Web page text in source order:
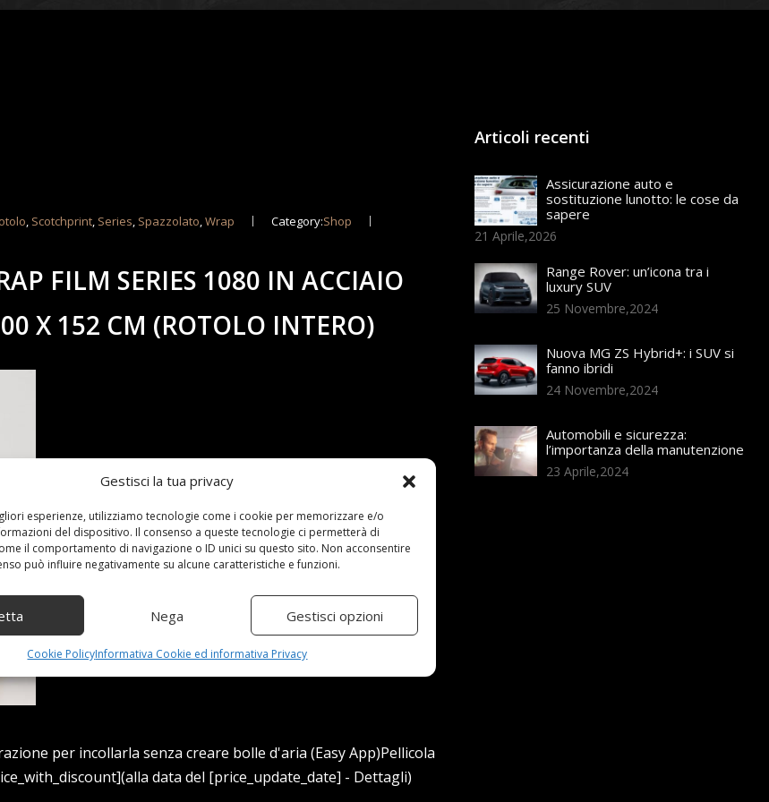
Gestisci la tua privacy
esperienze, utilizziamo tecnologie come i cookie per memorizzare e/o
del dispositivo. Il consenso a queste tecnologie ci permetterà di
il comportamento di navigazione o ID unici su questo sito. Non acconsentire
può influire negativamente su alcune caratteristiche e funzioni.
Nega Gestisci opzioni
Cookie PolicyInformativa Cookie ed informativa Privacy
, Scotchprint, Series, Spazzolato,Wrap Category:Shop
FILM SERIES 1080 IN ACCIAIO
X 152 CM (ROTOLO INTERO)
per incollarla senza creare bolle d'aria (Easy App)Pellicola
data del [price_update_date] - Dettagli)
Articoli recenti
Assicurazione auto e
sostituzione lunotto: le cose da
sapere
21 Aprile,2026
Range Rover: un’icona tra i
luxury SUV
25 Novembre,2024
Nuova MG ZS Hybrid+: i SUV si
fanno ibridi
24 Novembre,2024
Automobili e sicurezza:
l’importanza della manutenzione
23 Aprile,2024